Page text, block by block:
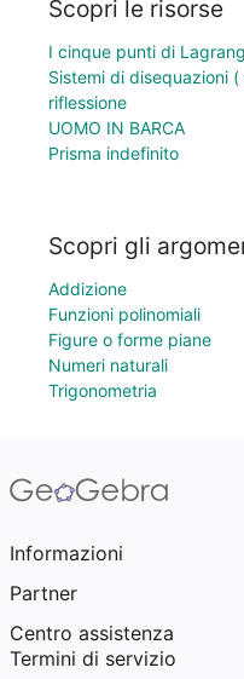
Scopri le risorse
I cinque punti di
Sistemi di disequazioni (
riflessione
UOMO IN BARCA
Prisma indefinito
Scopri gli
Addizione
Funzioni polinomiali
Figure o forme piane
Numeri naturali
Trigonometria
Informazioni
Partner
Centro assistenza
Termini di servizio